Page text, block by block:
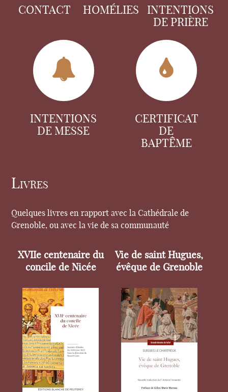
CONTACT HOMÉLIES
INTENTIONS
DE PRIÈRE
INTENTIONS
DE MESSE
CERTIFICAT
DE
BAPTÊME
Livres
Quelques livres en rapport avec la Cathédrale de
Grenoble, ou avec la vie de sa communauté
XVIIe centenaire du
concile de Nicée
Vie de saint Hugues,
évêque de Grenoble